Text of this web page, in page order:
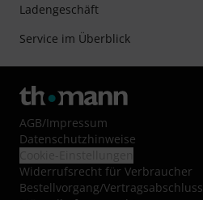
Ladengeschäft
Service im Überblick
AGB/Impressum
Datenschutzhinweise
Widerrufsrecht für Verbraucher
Bestellvorgang/Vertragsabschluss